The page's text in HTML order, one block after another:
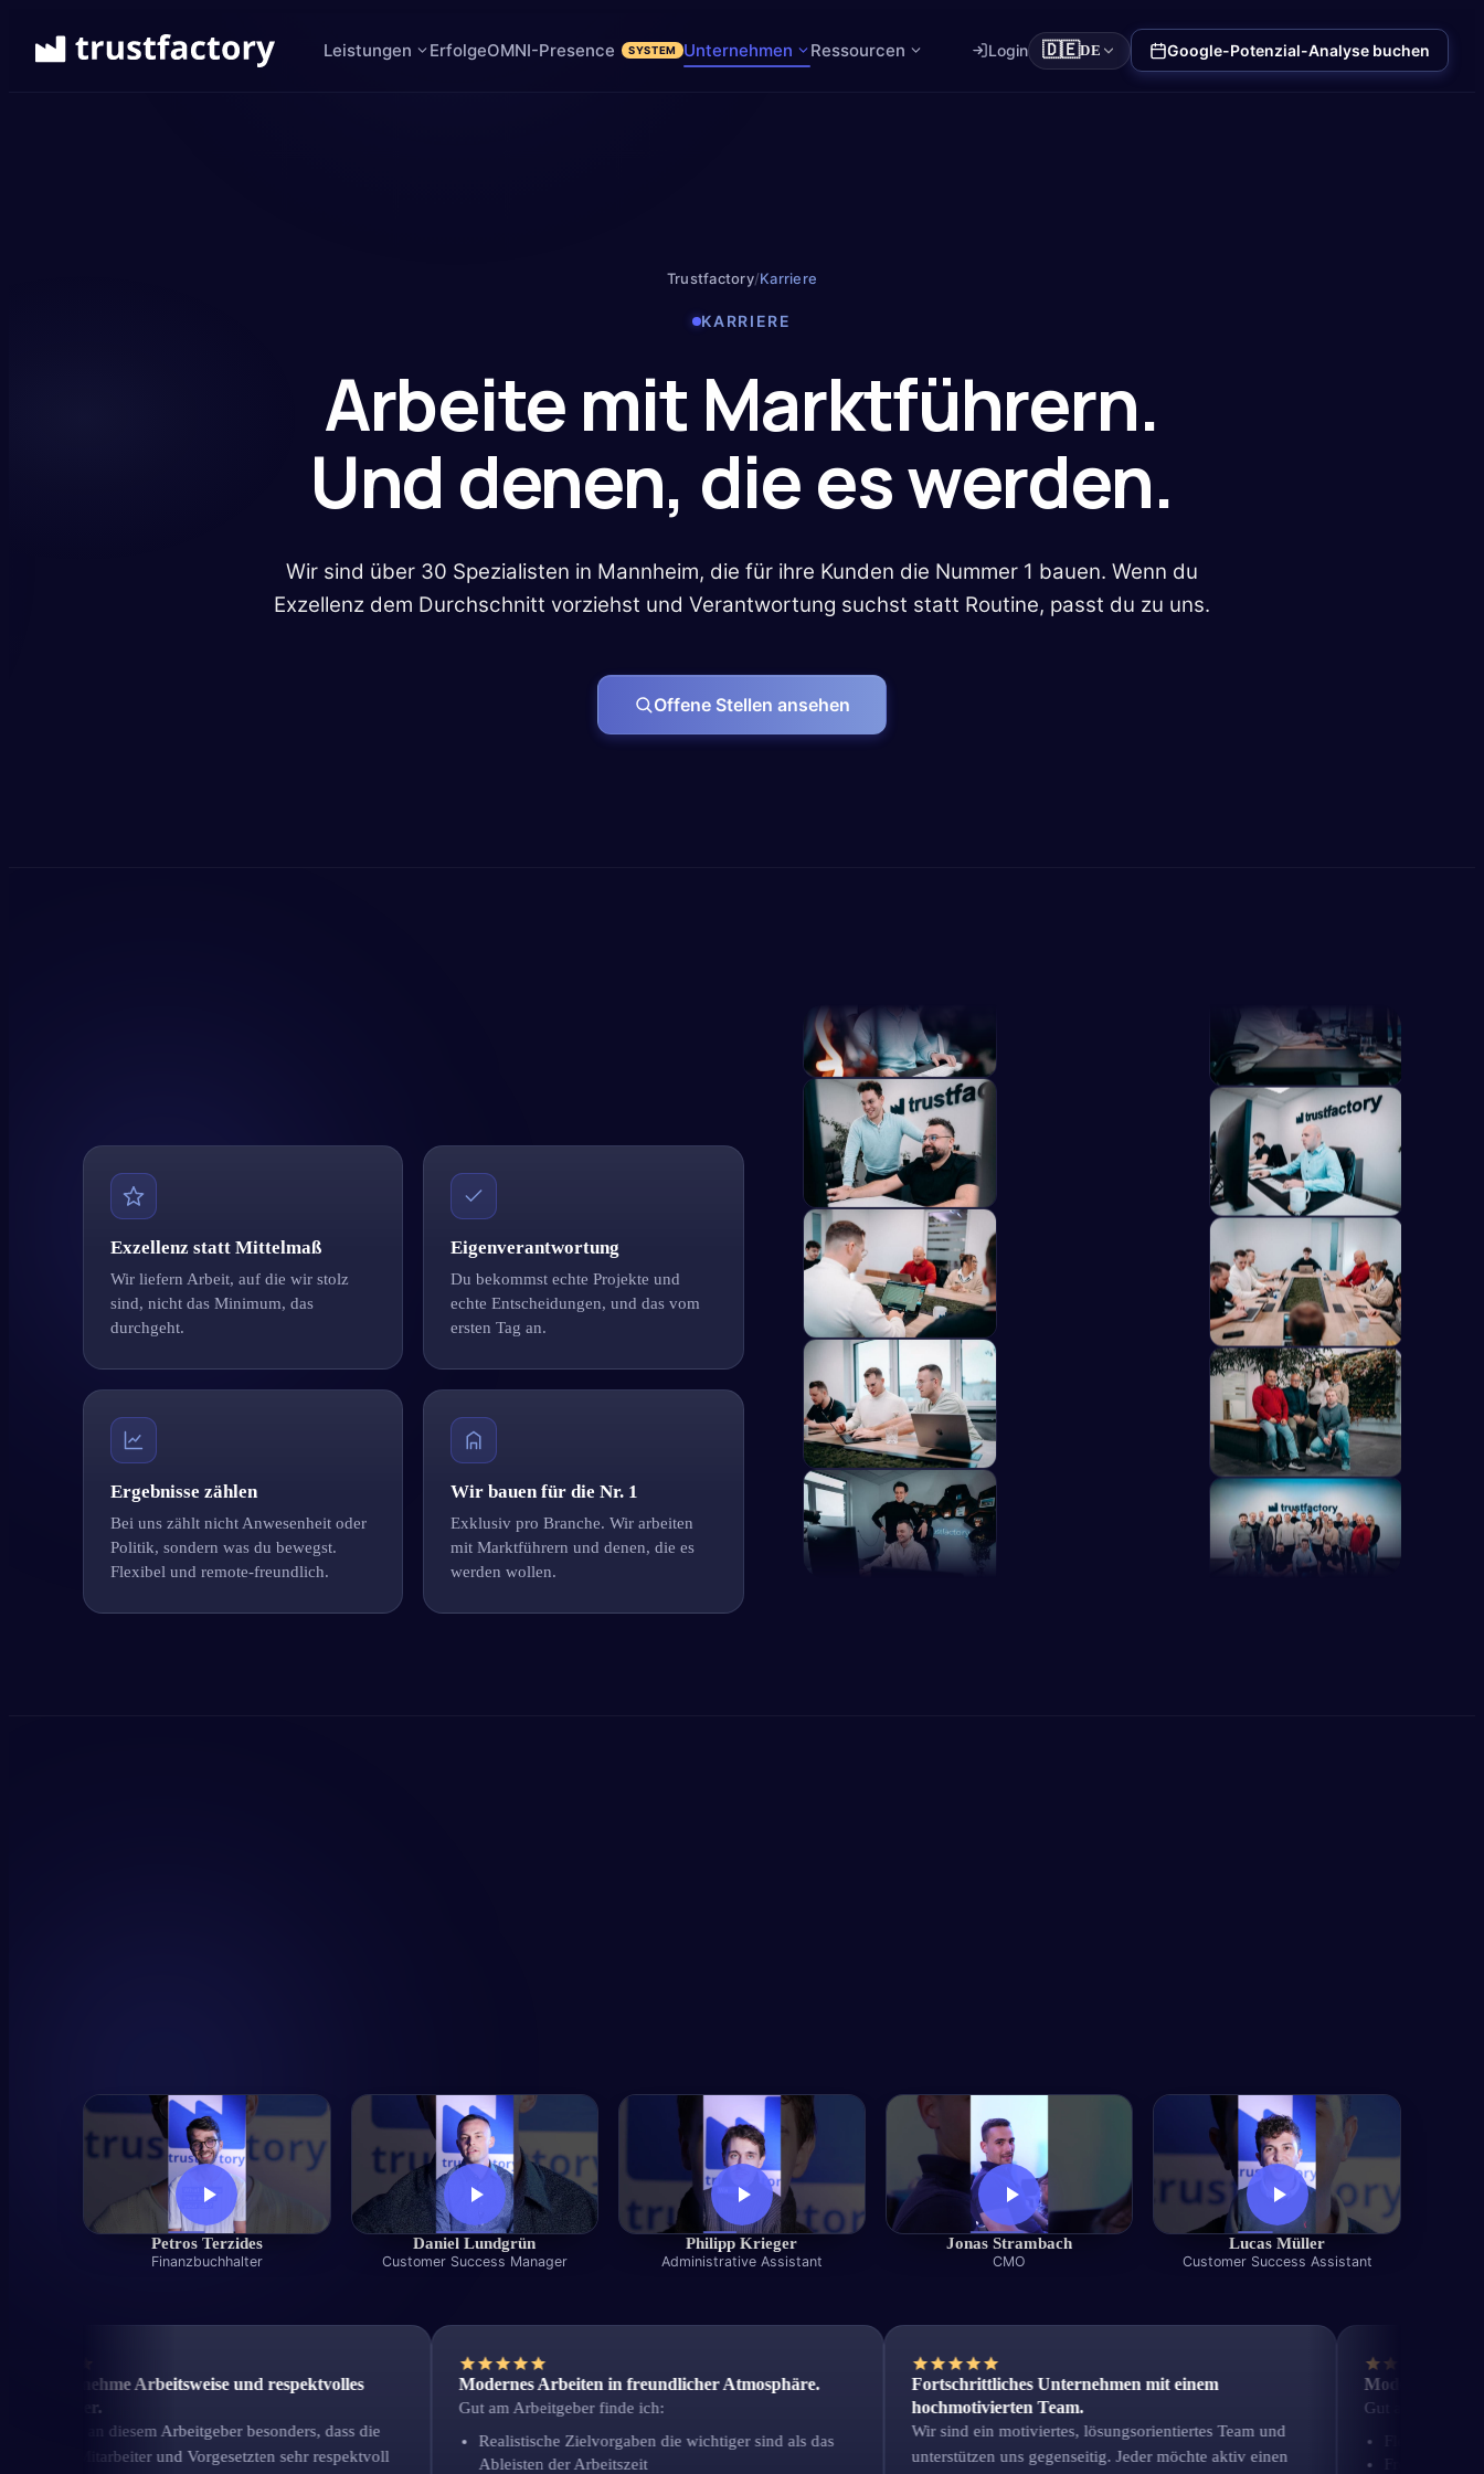
Leistungen ErfolgeOMNI-Presence SYSTEM Unternehmen Ressourcen Login 🇩🇪DE Google-Potenzial-Analyse buchen
Trustfactory/Karriere
KARRIERE
Arbeite mit Marktführern.
Und denen, die es werden.
Wir sind über 30 Spezialisten in Mannheim, die für ihre Kunden die Nummer 1 bauen. Wenn du
Exzellenz dem Durchschnitt vorziehst und Verantwortung suchst statt Routine, passt du zu uns.
Offene Stellen ansehen
Exzellenz statt Mittelmaß
Wir liefern Arbeit, auf die wir stolz
sind, nicht das Minimum, das
durchgeht.
Eigenverantwortung
Du bekommst echte Projekte und
echte Entscheidungen, und das vom
ersten Tag an.
Ergebnisse zählen
Bei uns zählt nicht Anwesenheit oder
Politik, sondern was du bewegst.
Flexibel und remote-freundlich.
Wir bauen für die Nr. 1
Exklusiv pro Branche. Wir arbeiten
mit Marktführern und denen, die es
werden wollen.
Petros Terzides
Finanzbuchhalter
Daniel Lundgrün
Customer Success Manager
Philipp Krieger
Administrative Assistant
Jonas Strambach
CMO
Lucas Müller
Customer Success Assistant
angenehme Arbeitsweise und respektvolles
an diesem Arbeitgeber besonders, dass die
Mitarbeiter und Vorgesetzten sehr respektvoll
Modernes Arbeiten in freundlicher Atmosphäre.
Gut am Arbeitgeber finde ich:
Realistische Zielvorgaben die wichtiger sind als das
Ableisten der Arbeitszeit
Fortschrittliches Unternehmen mit einem
hochmotivierten Team.
Wir sind ein motiviertes, lösungsorientiertes Team und
unterstützen uns gegenseitig. Jeder möchte aktiv einen
Modernes Start-up
Gut am Arbeitgeber
Flexibilität-
Freundlichkeit